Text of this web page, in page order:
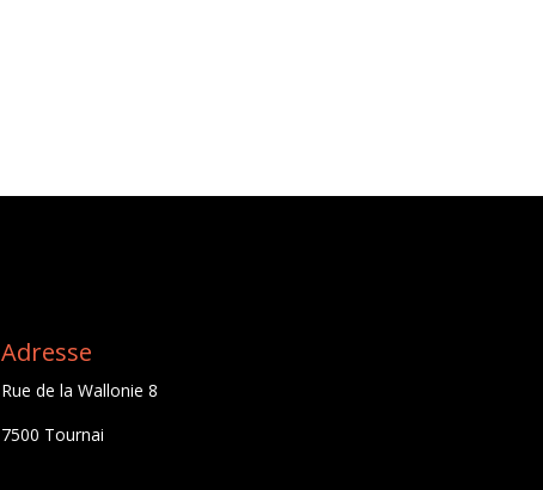
Adresse
Rue de la Wallonie 8
7500 Tournai